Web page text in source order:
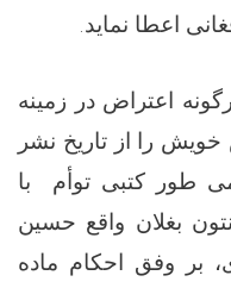
اعطا نماید.
اعتراض در زمینه
خویش را از تاریخ نشر
طور کتبی توأم با
بغلان واقع حسین
بر وفق احکام ماده